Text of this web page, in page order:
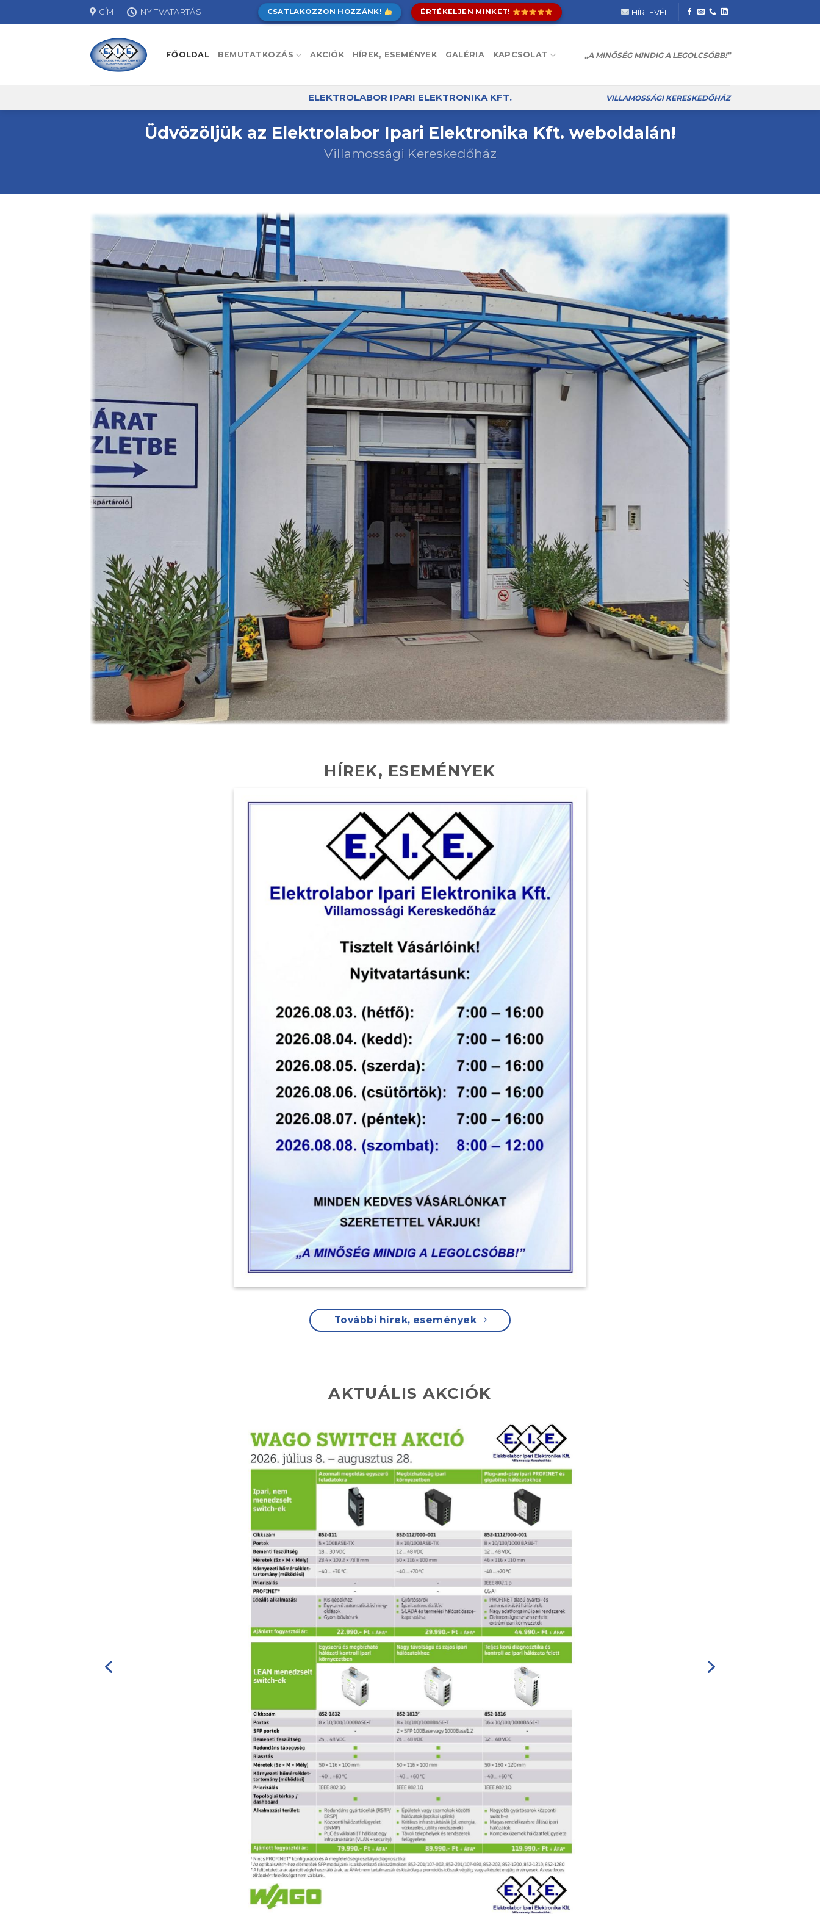
to
CÍM NYITVATARTÁS CSATLAKOZZON HOZZÁNK! ÉRTÉKELJEN MINKET! HÍRLEVÉL
FŐOLDAL BEMUTATKOZÁS AKCIÓK HÍREK, ESEMÉNYEK GALÉRIA KAPCSOLAT „A MINŐSÉG MINDIG A LEGOLCSÓBB!”
ELEKTROLABOR IPARI ELEKTRONIKA KFT. VILLAMOSSÁGI KERESKEDŐHÁZ
Üdvözöljük az Elektrolabor Ipari Elektronika Kft. weboldalán!
Villamossági Kereskedőház
HÍREK, ESEMÉNYEK
További hírek, események
AKTUÁLIS AKCIÓK